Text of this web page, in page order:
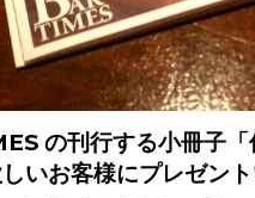
の刊行する小冊子「
いお客様にプレゼン